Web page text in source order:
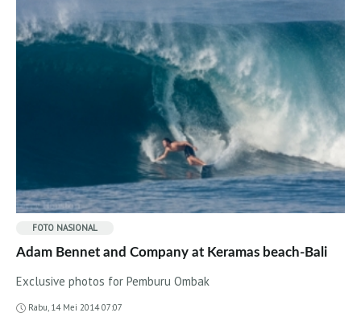
FOTO NASIONAL
Adam Bennet and Company at Keramas beach-Bali
Exclusive photos for Pemburu Ombak
Rabu, 14 Mei 2014 07:07